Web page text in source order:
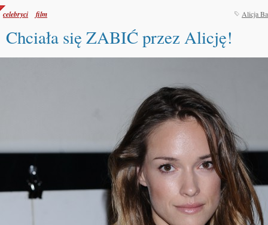
celebryci film Alicja
Chciała się ZABIĆ przez Alicję!